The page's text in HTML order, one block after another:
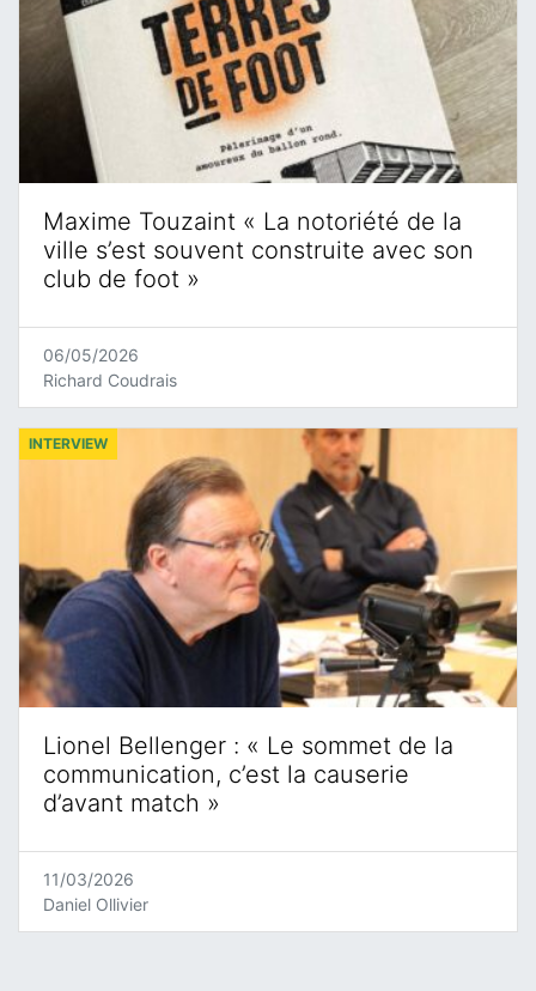
Maxime Touzaint « La notoriété de la
ville s’est souvent construite avec son
club de foot »
06/05/2026
Richard Coudrais
Lionel Bellenger : « Le sommet de la
communication, c’est la causerie
d’avant match »
INTERVIEW
11/03/2026
Daniel Ollivier